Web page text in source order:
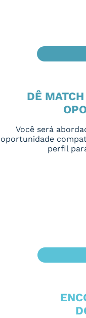
DÊ
Você será
oportunidade
perfil